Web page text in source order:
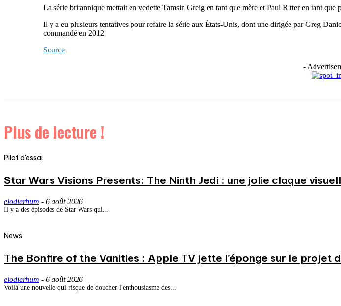
La série britannique mettait en vedette Tamsin Greig en tant que mère et Paul Ritter en tant que
Il y a eu plusieurs tentatives pour refaire la série aux États-Unis, dont une dirigée par Greg
commandé en 2012.
Source
-
Plus de lecture !
Pilot d'essai
Star Wars Visions Presents: The Ninth Jedi : une jolie claque
elodierhum - 6 août 2026
Il y a des épisodes de Star Wars qui...
News
The Bonfire of the Vanities : Apple TV jette l’éponge sur le projet
elodierhum - 6 août 2026
Voilà une nouvelle qui risque de doucher l'enthousiasme des...